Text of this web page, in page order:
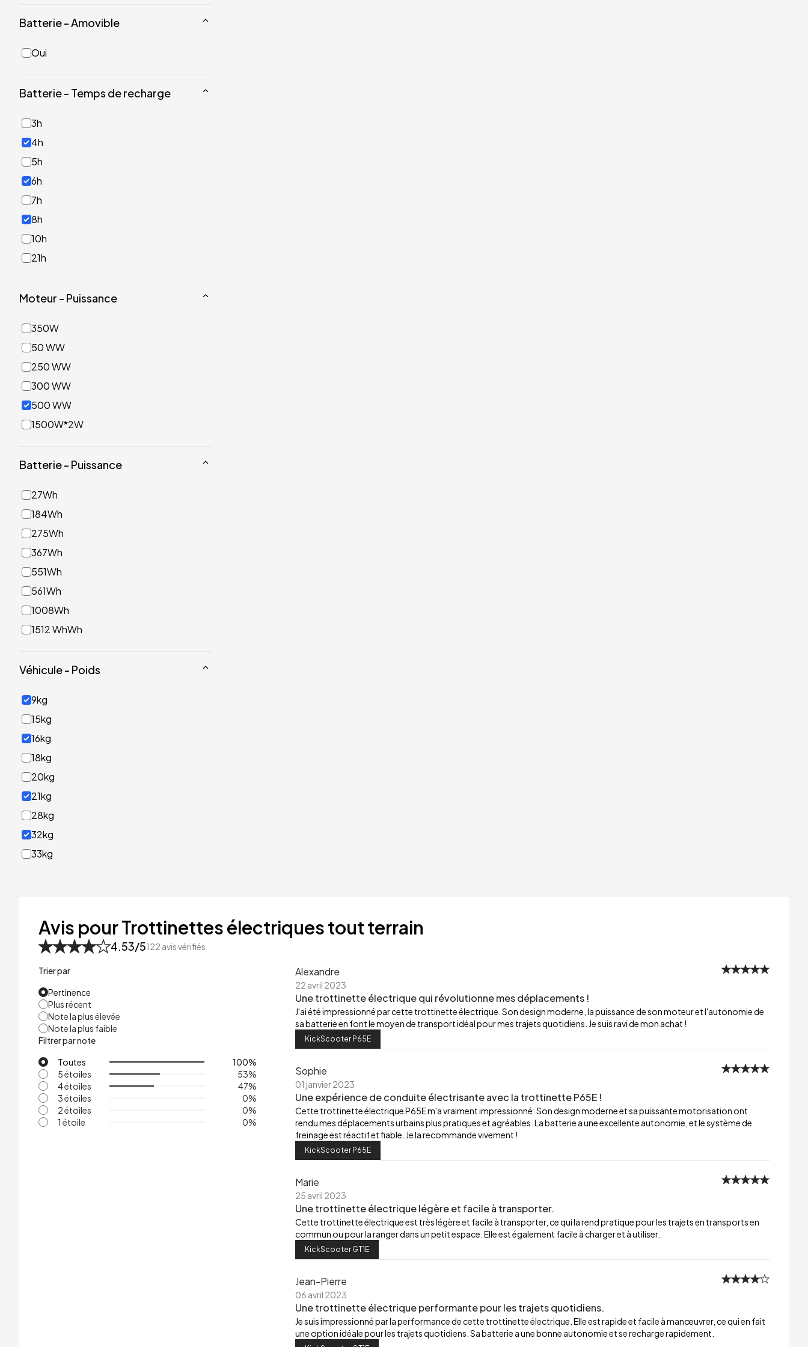
Batterie - Amovible
Oui
Batterie - Temps de recharge
3h
4h
5h
6h
7h
8h
10h
21h
Moteur - Puissance
350W
50 WW
250 WW
300 WW
500 WW
1500W*2W
Batterie - Puissance
27Wh
184Wh
275Wh
367Wh
551Wh
561Wh
1008Wh
1512 WhWh
Véhicule - Poids
9kg
15kg
16kg
18kg
20kg
21kg
28kg
32kg
33kg
53kg
Avis pour Trottinettes électriques tout terrain
4.53/5122 avis vérifiés
Trier par
Pertinence
Plus récent
Note la plus élevée
Note la plus faible
Filtrer par note
Toutes
100%
5 étoiles
53%
4 étoiles
47%
3 étoiles
0%
2 étoiles
0%
1 étoile
0%
Alexandre
22 avril 2023
Une trottinette électrique qui révolutionne mes déplacements !
J'ai été impressionné par cette trottinette électrique. Son design moderne, la puissance de son moteur et l'autonomie de
sa batterie en font le moyen de transport idéal pour mes trajets quotidiens. Je suis ravi de mon achat !
KickScooter P65E
Sophie
01 janvier 2023
Une expérience de conduite électrisante avec la trottinette P65E !
Cette trottinette électrique P65E m'a vraiment impressionné. Son design moderne et sa puissante motorisation ont
rendu mes déplacements urbains plus pratiques et agréables. La batterie a une excellente autonomie, et le système de
freinage est réactif et fiable. Je la recommande vivement !
KickScooter P65E
Marie
25 avril 2023
Une trottinette électrique légère et facile à transporter.
Cette trottinette électrique est très légère et facile à transporter, ce qui la rend pratique pour les trajets en transports en
commun ou pour la ranger dans un petit espace. Elle est également facile à charger et à utiliser.
KickScooter GT1E
Jean-Pierre
06 avril 2023
Une trottinette électrique performante pour les trajets quotidiens.
Je suis impressionné par la performance de cette trottinette électrique. Elle est rapide et facile à manœuvrer, ce qui en fait
une option idéale pour les trajets quotidiens. Sa batterie a une bonne autonomie et se recharge rapidement.